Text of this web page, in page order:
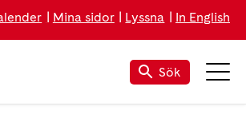
Mina sidor Lyssna In English
Sök